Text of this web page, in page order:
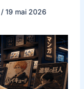
/ 19 mai 2026